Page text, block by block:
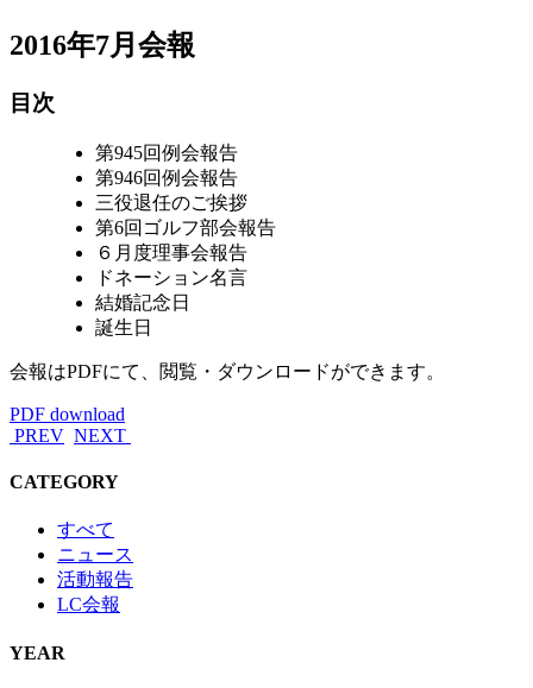
2016年7月会報
目次
第945回例会報告
第946回例会報告
三役退任のご挨拶
第6回ゴルフ部会報告
６月度理事会報告
ドネーション名言
結婚記念日
誕生日
会報はPDFにて、閲覧・ダウンロードができます。
PDF download
PREV NEXT
CATEGORY
すべて
ニュース
活動報告
LC会報
YEAR